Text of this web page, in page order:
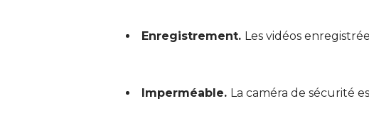
Enregistrement. Les vidéos
Imperméable. La caméra de sécurité